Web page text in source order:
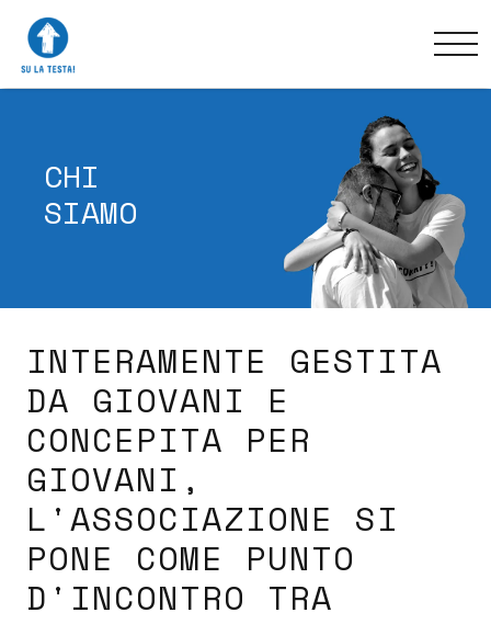
CHI
SIAMO
INTERAMENTE GESTITA
DA GIOVANI E
CONCEPITA PER
GIOVANI,
L'ASSOCIAZIONE SI
PONE COME PUNTO
D'INCONTRO TRA